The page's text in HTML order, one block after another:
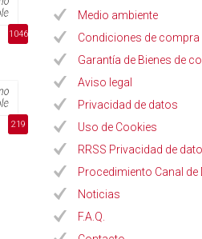
1046
219
Medio ambiente
Condiciones de compra
Garantía de Bienes de
Aviso legal
Privacidad de datos
Uso de Cookies
RRSS Privacidad de
Procedimiento Canal de
Noticias
F.A.Q.